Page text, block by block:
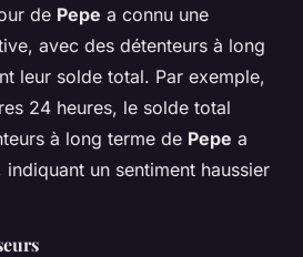
de Pepe a connu une
avec des détenteurs à long
leur solde total. Par exemple,
24 heures, le solde total
à long terme de Pepe a
un sentiment haussier